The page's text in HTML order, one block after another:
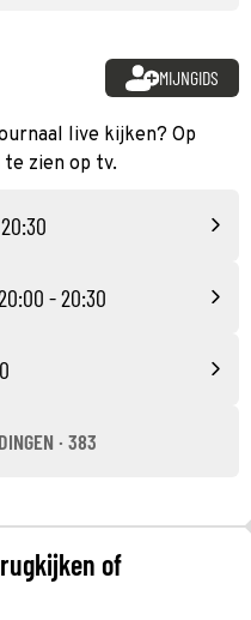
MIJNGIDS
live kijken? Op
te zien op tv.
- 20:30
· 383
of